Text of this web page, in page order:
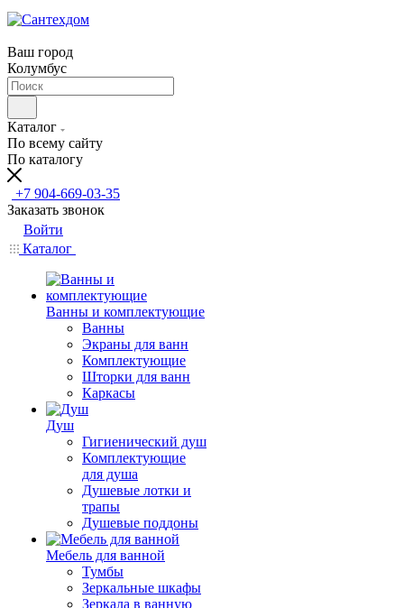
Ваш город
Колумбус
Каталог
По всему сайту
По каталогу
+7 904-669-03-35
Заказать звонок
Войти
Каталог
Ванны и комплектующие
Ванны
Экраны для ванн
Комплектующие
Шторки для ванн
Каркасы
Душ
Гигиенический душ
Комплектующие
для душа
Душевые лотки и
трапы
Душевые поддоны
Мебель для ванной
Тумбы
Зеркальные шкафы
Зеркала в ванную